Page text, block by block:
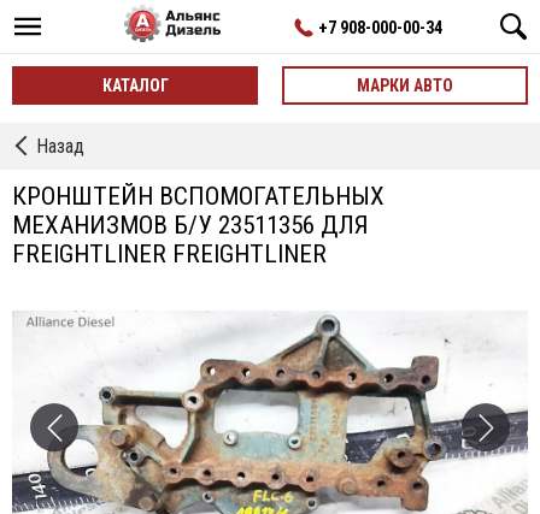
+7 908-000-00-34
КАТАЛОГ МАРКИ АВТО
←
Двигателя
Назад
КРОНШТЕЙН ВСПОМОГАТЕЛЬНЫХ
МЕХАНИЗМОВ Б/У 23511356 ДЛЯ
FREIGHTLINER FREIGHTLINER